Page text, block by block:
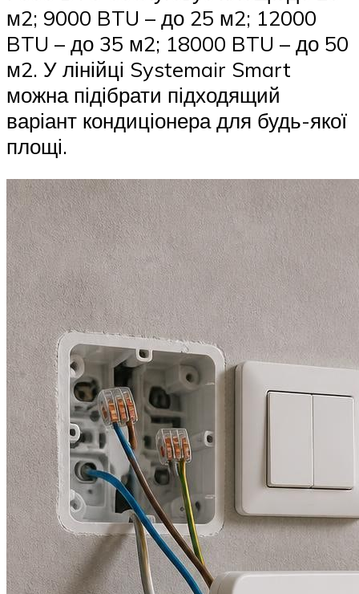
м2; 9000 BTU – до 25 м2; 12000
BTU – до 35 м2; 18000 BTU – до 50
м2. У лінійці Systemair Smart
можна підібрати підходящий
варіант кондиціонера для будь-якої
площі.